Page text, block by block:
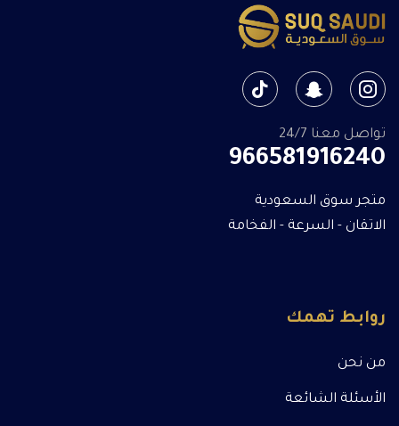
تواصل معنا 24/7
966581916240
متجر سوق السعودية
الاتقان - السرعة - الفخامة
روابط تهمك
من نحن
الأسئلة الشائعة